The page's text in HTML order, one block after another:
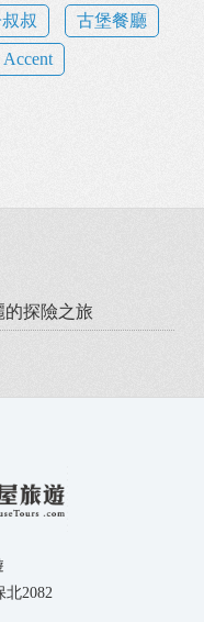
叔 古堡餐廳
Accent
探險之旅
北2082